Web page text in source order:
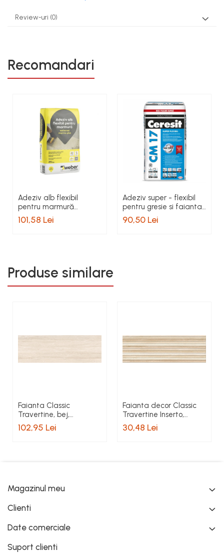
Review-uri (0)
Recomandari
Adeziv alb flexibil
pentru marmură
Weberset Marmo Plus,
25 kg
101,58 Lei
Adeziv super - flexibil
pentru gresie si faianta
Ceresit CM 17, interior /
exterior, gri, 25 kg
90,50 Lei
Produse similare
Faianta Classic
Travertine, bej,
rectificata, 24 x 74 cm
102,95 Lei
Faianta decor Classic
Travertine Inserto,
rectificata, 24 x 74 cm
30,48 Lei
Magazinul meu
Clienti
Date comerciale
Suport clienti